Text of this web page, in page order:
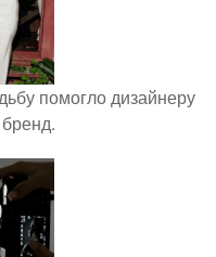
помогло дизайнеру